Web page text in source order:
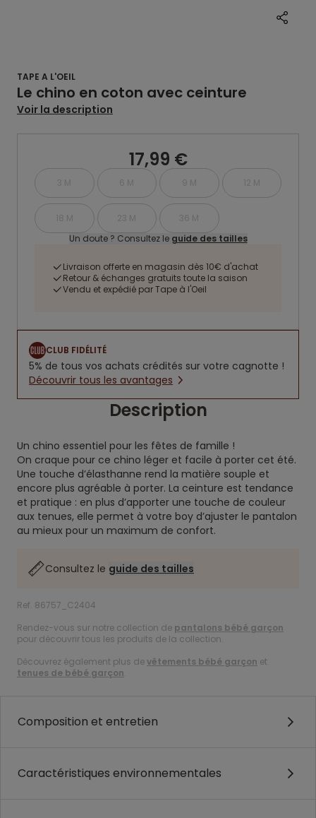
TAPE A L'OEIL
Le chino en coton avec ceinture
Voir la description
17,99 €
3 M 6 M 9 M 12 M
18 M 23 M
36 M
Un doute ? Consultez le guide des tailles
Livraison offerte en magasin dès 10€ d'achat
Retour & échanges gratuits toute la saison
Vendu et expédié par Tape à l'Oeil
CLUB FIDÉLITÉ
5% de tous vos achats crédités sur votre cagnotte !
Découvrir tous les avantages
Description
Un chino essentiel pour les fêtes de famille !
On craque pour ce chino léger et facile à porter cet été.
Une touche d’élasthanne rend la matière souple et
encore plus agréable à porter. La ceinture est tendance
et pratique : en plus d’apporter une touche de couleur
aux tenues, elle permet à votre boy d’ajuster le pantalon
au mieux pour un maximum de confort.
Consultez le guide des tailles
Ref. 86757_C2404
Rendez-vous sur notre collection de pantalons bébé garçon
pour découvrir tous les produits de la collection.
Découvrez également plus devêtements bébé garçon et
tenues de bébé garçon.
Composition et entretien
Caractéristiques environnementales